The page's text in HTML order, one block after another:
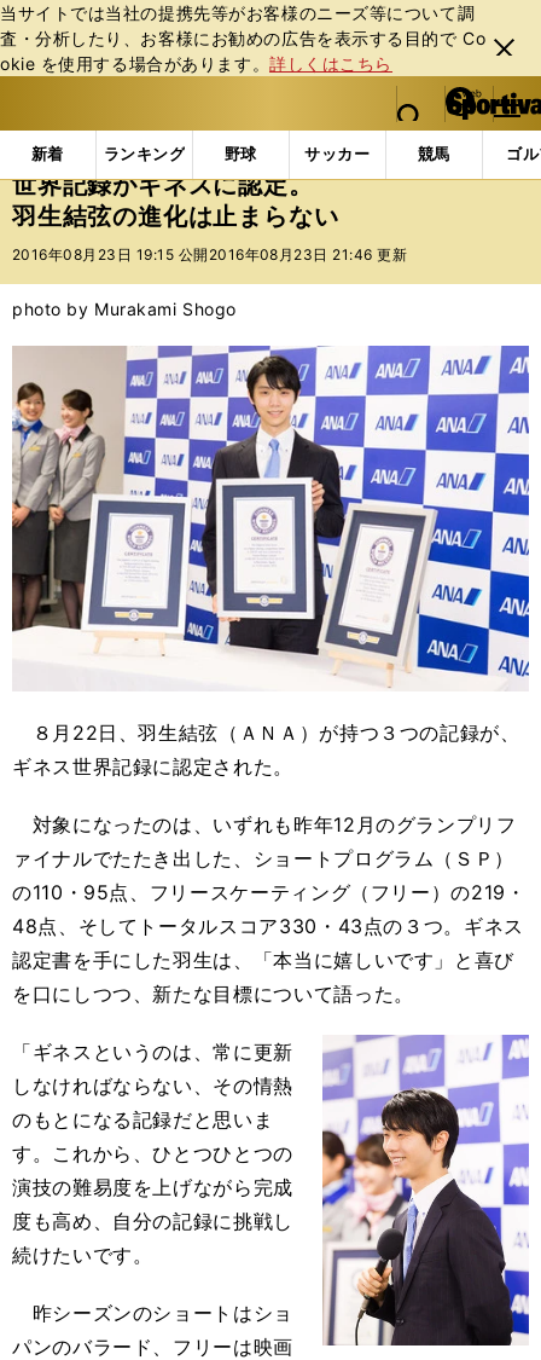
当サイトでは当社の提携先等がお客様のニーズ等について調
査・分析したり、お客様にお勧めの広告を表⽰する⽬的で Co
okie を使⽤する場合があります。詳しくはこちら
閉じ
る
web Sportiva (webスポルティーバ)
検索
マイペ
ー
ジ
メニュ
新着 ランキング 野球 サッカー 競馬 ゴ
b
ス
ポ
ル
バ
インフォメーション ニュース 世界記録がギネスに
世界記録がギネスに認定。
羽生結弦の進化は止まらない
2016年08月23日 19:15 公開 2016年08月23日 21:46 更新
photo by Murakami Shogo
８月22日、羽生結弦（ＡＮＡ）が持つ３つの記録が、
ギネス世界記録に認定された。
対象になったのは、いずれも昨年12月のグランプリフ
ァイナルでたたき出した、ショートプログラム（ＳＰ）
の110・95点、フリースケーティング（フリー）の219・
48点、そしてトータルスコア330・43点の３つ。ギネス
認定書を手にした羽生は、「本当に嬉しいです」と喜び
を口にしつつ、新たな目標について語った。
「ギネスというのは、常に更新
しなければならない、その情熱
のもとになる記録だと思いま
す。これから、ひとつひとつの
演技の難易度を上げながら完成
度も高め、自分の記録に挑戦し
続けたいです。
昨シーズンのショートはショ
パンのバラード、フリーは映画